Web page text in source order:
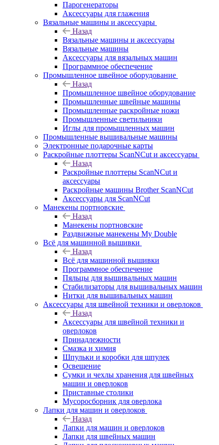
Парогенераторы
Аксессуары для глажения
Вязальные машины и аксессуары
Назад
Вязальные машины и аксессуары
Вязальные машины
Аксессуары для вязальных машин
Программное обеспечение
Промышленное швейное оборудование
Назад
Промышленное швейное оборудование
Промышленные швейные машины
Промышленные раскройные ножи
Промышленные светильники
Иглы для промышленных машин
Промышленные вышивальные машины
Электронные подарочные карты
Раскройные плоттеры ScanNCut и аксессуары
Назад
Раскройные плоттеры ScanNCut и
аксессуары
Раскройные машины Brother ScanNCut
Аксессуары для ScanNCut
Манекены портновские
Назад
Манекены портновские
Раздвижные манекены My Double
Всё для машинной вышивки
Назад
Всё для машинной вышивки
Программное обеспечение
Пяльцы для вышивальных машин
Стабилизаторы для вышивальных машин
Нитки для вышивальных машин
Аксессуары для швейной техники и оверлоков
Назад
Аксессуары для швейной техники и
оверлоков
Принадлежности
Смазка и химия
Шпульки и коробки для шпулек
Освещение
Сумки и чехлы хранения для швейных
машин и оверлоков
Приставные столики
Мусоросборник для оверлока
Лапки для машин и оверлоков
Назад
Лапки для машин и оверлоков
Лапки для швейных машин